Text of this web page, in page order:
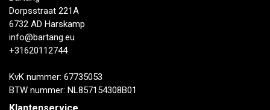
Dorpsstraat 221A
6732 AD Harskamp
info@bartang.eu
+31620112744
KvK nummer: 67735053
BTW nummer: NL857154308B01